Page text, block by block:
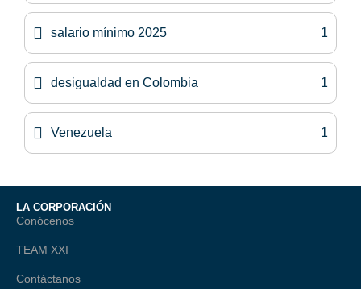
salario mínimo 2025 1
desigualdad en Colombia 1
Venezuela 1
LA CORPORACIÓN
Conócenos
TEAM XXI
Contáctanos